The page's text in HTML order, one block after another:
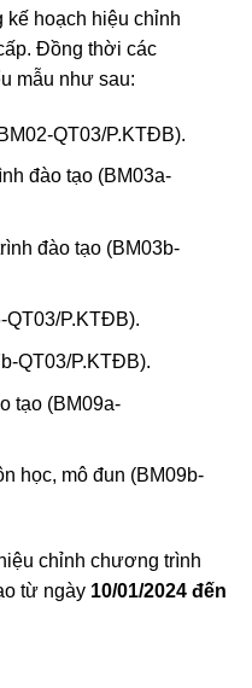
kế hoạch hiệu chỉnh
Đồng thời các
mẫu như sau:
QT03/P.KTĐB).
đào tạo (BM03a-
đào tạo (BM03b-
P.KTĐB).
QT03/P.KTĐB).
tạo (BM09a-
học, mô đun (BM09b-
chỉnh chương trình
từ ngày 10/01/2024 đến